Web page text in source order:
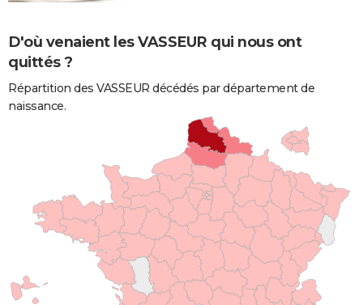
D'où venaient les VASSEUR qui nous ont
quittés ?
Répartition des VASSEUR décédés par département de
naissance.